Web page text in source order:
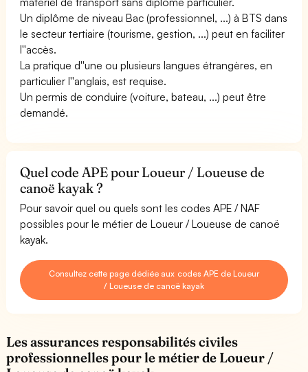
Un diplôme de niveau Bac (professionnel, ...) à BTS dans
le secteur tertiaire (tourisme, gestion, ...) peut en faciliter
l''accès.
La pratique d''une ou plusieurs langues étrangères, en
particulier l''anglais, est requise.
Un permis de conduire (voiture, bateau, ...) peut être
demandé.
Quel code APE pour Loueur / Loueuse de
canoë kayak ?
Pour savoir quel ou quels sont les codes APE / NAF
possibles pour le métier de Loueur / Loueuse de canoë
kayak.
Consultez cette page dédiée aux codes APE de Loueur
/ Loueuse de canoë kayak
Les assurances responsabilités civiles
professionnelles pour le métier de Loueur /